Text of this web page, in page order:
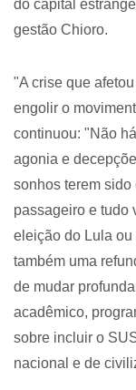
do capital
gestão Chioro.
"A crise que
engolir o
continuou: "Não
agonia e
sonhos terem
passageiro e tudo
eleição do Lula ou
também uma
de mudar
acadêmico,
sobre incluir o
nacional e de